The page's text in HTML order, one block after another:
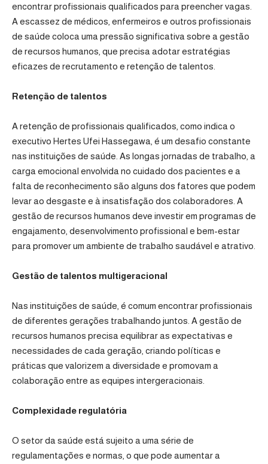
encontrar profissionais qualificados para preencher vagas.
A escassez de médicos, enfermeiros e outros profissionais
de saúde coloca uma pressão significativa sobre a gestão
de recursos humanos, que precisa adotar estratégias
eficazes de recrutamento e retenção de talentos.
Retenção de talentos
A retenção de profissionais qualificados, como indica o
executivo Hertes Ufei Hassegawa, é um desafio constante
nas instituições de saúde. As longas jornadas de trabalho, a
carga emocional envolvida no cuidado dos pacientes e a
falta de reconhecimento são alguns dos fatores que podem
levar ao desgaste e à insatisfação dos colaboradores. A
gestão de recursos humanos deve investir em programas de
engajamento, desenvolvimento profissional e bem-estar
para promover um ambiente de trabalho saudável e atrativo.
Gestão de talentos multigeracional
Nas instituições de saúde, é comum encontrar profissionais
de diferentes gerações trabalhando juntos. A gestão de
recursos humanos precisa equilibrar as expectativas e
necessidades de cada geração, criando políticas e
práticas que valorizem a diversidade e promovam a
colaboração entre as equipes intergeracionais.
Complexidade regulatória
O setor da saúde está sujeito a uma série de
regulamentações e normas, o que pode aumentar a